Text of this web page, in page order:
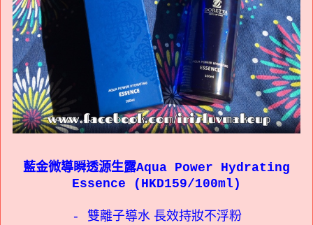
藍金微導瞬透源生露Aqua Power Hydrating
Essence (HKD159/100ml)
- 雙離子導水 長效持妝不浮粉